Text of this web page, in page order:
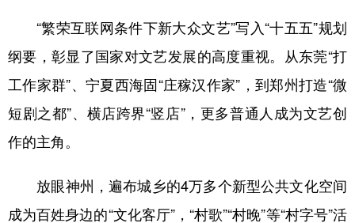
“繁荣互联网条件下新大众文艺”写入“十五五”规划
纲要，彰显了国家对文艺发展的高度重视。从东莞“打
工作家群”、宁夏西海固“庄稼汉作家”，到郑州打造“微
短剧之都”、横店跨界“竖店”，更多普通人成为文艺创
作的主角。
放眼神州，遍布城乡的4万多个新型公共文化空间
成为百姓身边的“文化客厅”，“村歌”“村晚”等“村字号”活